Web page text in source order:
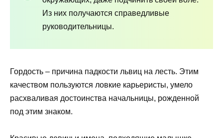
Из них получаются справедливые
руководительницы.
Гордость – причина падкости львиц на лесть. Этим
качеством пользуются ловкие карьеристы, умело
расхваливая достоинства начальницы, рожденной
под этим знаком.